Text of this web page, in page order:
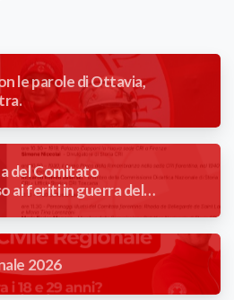
le parole di Ottavia,
del Comitato
ai feriti in guerra del
2026
2026